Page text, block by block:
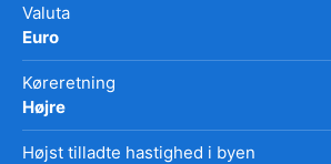
Valuta
Euro
Køreretning
Højre
Højst tilladte hastighed i byen